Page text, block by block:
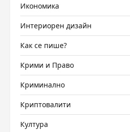
Икономика
Интериорен дизайн
Как се пише?
Крими и Право
Криминално
Криптовалити
Култура